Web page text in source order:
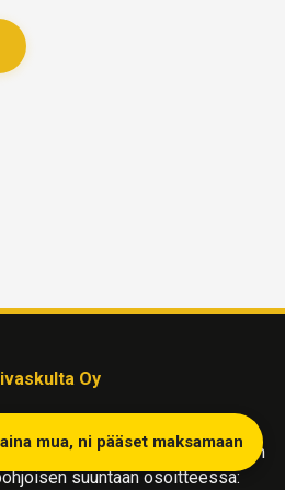
Oy
ja myyntiin sijaitsee
maakunnassa, reilu tunnin matkan
suuntaan osoitteessa:
mua, ni pääset maksamaan